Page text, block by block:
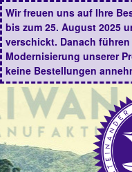
Wir freuen uns auf Ihre
bis zum 25. August 2025
verschickt. Danach
Modernisierung unserer
keine Bestellungen